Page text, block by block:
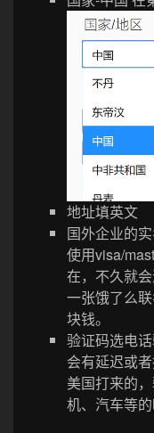
地址填英文
国外企业的
使用visa/
在，不久就
一张饿了么
块钱。
验证码选电
会有延迟或
美国打来的
机、汽车等的